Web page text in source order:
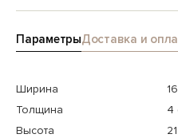
ПараметрыДоставка и
Ширина
Толщина
4
Высота